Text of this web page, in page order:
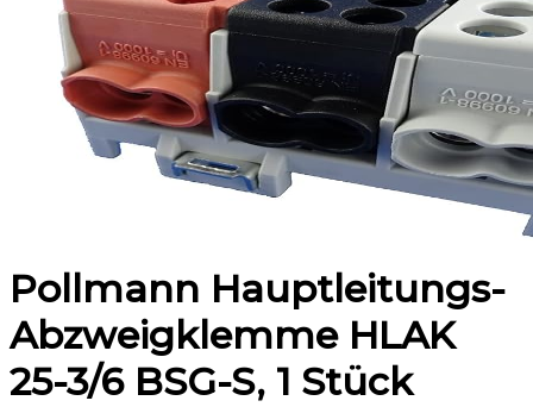
Pollmann Hauptleitungs-
Abzweigklemme HLAK
25-3/6 BSG-S, 1 Stück